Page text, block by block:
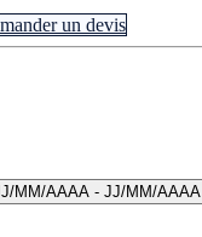
un devis
MM/AAAA - JJ/MM/AAAA